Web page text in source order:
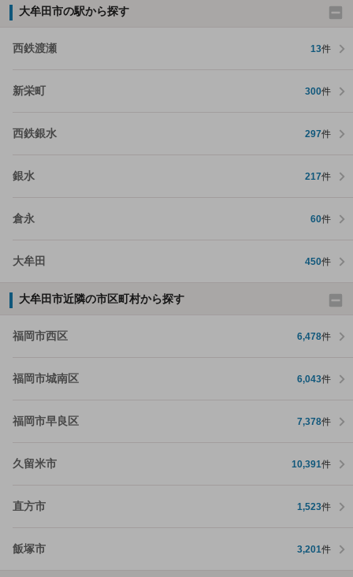
大牟田市の駅から探す
西鉄渡瀬 13件
新栄町 300件
西鉄銀水 297件
銀水 217件
倉永 60件
大牟田 450件
大牟田市近隣の市区町村から探す
福岡市西区 6,478件
福岡市城南区 6,043件
福岡市早良区 7,378件
久留米市 10,391件
直方市 1,523件
飯塚市 3,201件